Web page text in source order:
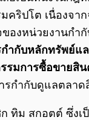
คริปโต เนื่องจา
องหน่วยงานกำ
ำกับหลักทรัพย์แ
รมการซื้อขายสิ
รกำกับดูแลตลา
ทิม สกอตต์ ซึ่งเ